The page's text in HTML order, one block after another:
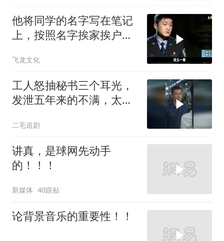
他将同学的名字写在笔记
上，按照名字挨家挨户去
飞龙文化
工人怒抽秘书三个耳光，
发泄五年来的不满，太解
二毛追剧
讲真，是球网先动手
的！！！
新媒体 40跟贴
论背景音乐的重要性！！